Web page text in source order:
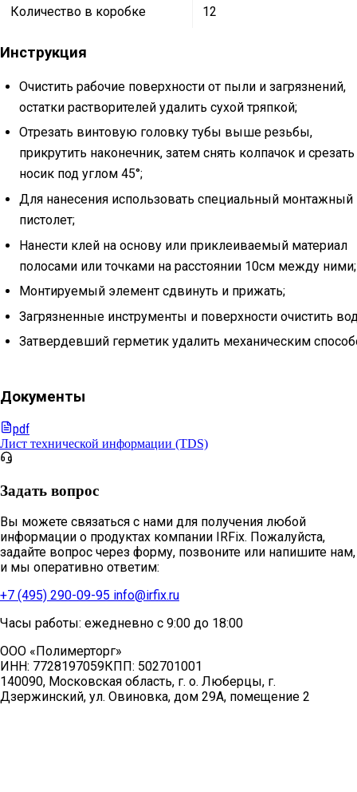
Количество в коробке 12
Инструкция
Очистить рабочие поверхности от пыли и загрязнений,
остатки растворителей удалить сухой тряпкой;
Отрезать винтовую головку тубы выше резьбы,
прикрутить наконечник, затем снять колпачок и срезать
носик под углом 45°;
Для нанесения использовать специальный монтажный
пистолет;
Нанести клей на основу или приклеиваемый материал
полосами или точками на расстоянии 10см между ними;
Монтируемый элемент сдвинуть и прижать;
Загрязненные инструменты и поверхности очистить
Затвердевший герметик удалить механическим
Документы
pdf
Лист технической информации (TDS)
Задать вопрос
Вы можете связаться с нами для получения любой
информации о продуктах компании IRFix. Пожалуйста,
задайте вопрос через форму, позвоните или напишите нам,
и мы оперативно ответим:
+7 (495) 290-09-95 info@irfix.ru
Часы работы: ежедневно с 9:00 до 18:00
ООО «Полимерторг»
ИНН: 7728197059КПП: 502701001
140090, Московская область, г. о. Люберцы, г.
Дзержинский, ул. Овиновка, дом 29А, помещение 2